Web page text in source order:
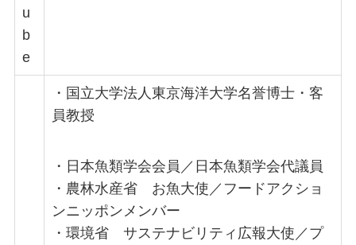
u
b
e
・国立大学法人東京海洋大学名誉博士・客
員教授
・日本魚類学会会員／日本魚類学会代議員
・農林水産省 お魚大使／フードアクショ
ンニッポンメンバー
・環境省 サステナビリティ広報大使／プ